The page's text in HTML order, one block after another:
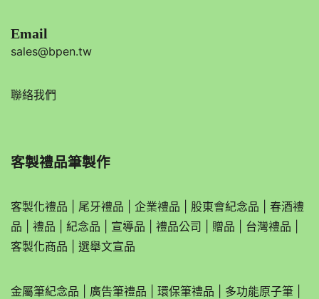
Email
sales@bpen.tw
聯絡我們
客製禮品筆製作
客製化禮品 尾牙禮品 企業禮品 股東會紀念品
春酒禮
品
禮品 紀念品 宣導品 禮品公司 贈品 台灣禮品
客製化商品
選舉文宣品
金屬筆紀念品 廣告筆禮品 環保筆禮品 多功能原子筆